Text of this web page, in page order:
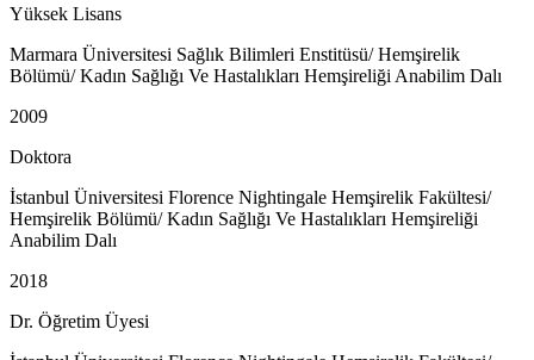
Yüksek Lisans
Marmara Üniversitesi Sağlık Bilimleri Enstitüsü/ Hemşirelik
Bölümü/ Kadın Sağlığı Ve Hastalıkları Hemşireliği Anabilim Dalı
2009
Doktora
İstanbul Üniversitesi Florence Nightingale Hemşirelik Fakültesi/
Hemşirelik Bölümü/ Kadın Sağlığı Ve Hastalıkları Hemşireliği
Anabilim Dalı
2018
Dr. Öğretim Üyesi